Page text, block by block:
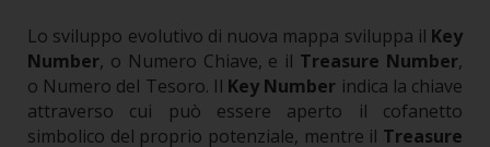
Lo sviluppo evolutivo di nuova mappa sviluppa il Key
Number, o Numero Chiave, e il Treasure Number,
o Numero del Tesoro. Il Key Number indica la chiave
attraverso cui può essere aperto il cofanetto
simbolico del proprio potenziale, mentre il Treasure